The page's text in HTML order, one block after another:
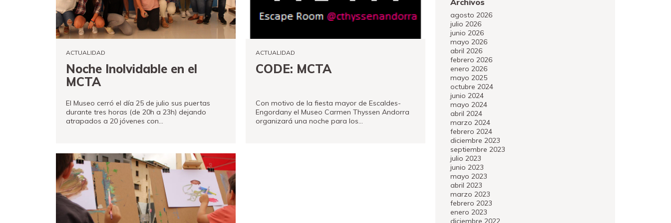
ACTUALIDAD
Noche Inolvidable en el
MCTA
El Museo cerró el día 25 de julio sus puertas
durante tres horas (de 20h a 23h) dejando
atrapados a 20 jóvenes con…
ACTUALIDAD
CODE: MCTA
Con motivo de la fiesta mayor de Escaldes-
Engordany el Museo Carmen Thyssen Andorra
organizará una noche para los…
Archivos
agosto 2026
julio 2026
junio 2026
mayo 2026
abril 2026
febrero 2026
enero 2026
mayo 2025
octubre 2024
junio 2024
mayo 2024
abril 2024
marzo 2024
febrero 2024
diciembre 2023
septiembre 2023
julio 2023
junio 2023
mayo 2023
abril 2023
marzo 2023
febrero 2023
enero 2023
diciembre 2022
Tienda
Fundación
Museand
Contacto
Localización
Català
Entradas